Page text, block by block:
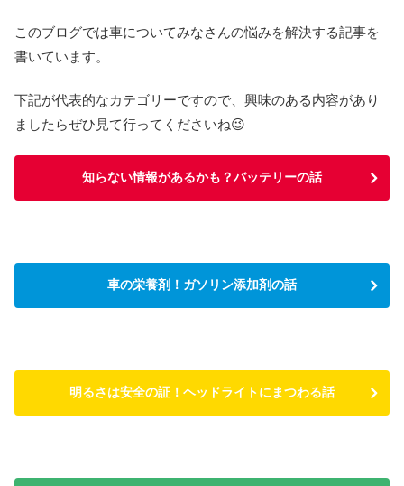
このブログでは車についてみなさんの悩みを解決する記事を
書いています。
下記が代表的なカテゴリーですので、興味のある内容があり
ましたらぜひ見て行ってくださいね😉
知らない情報があるかも？バッテリーの話
車の栄養剤！ガソリン添加剤の話
明るさは安全の証！ヘッドライトにまつわる話